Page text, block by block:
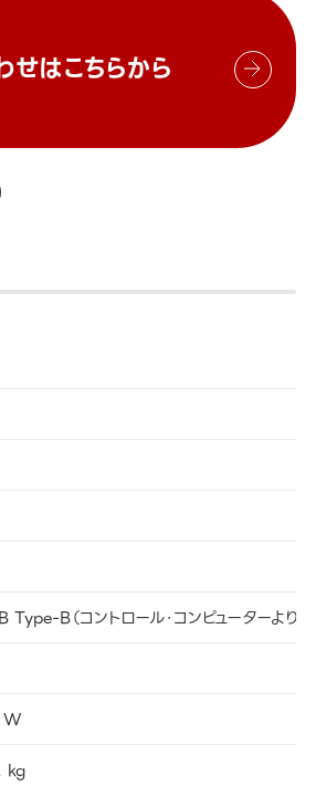
せはこちらから
Type-B（コントロール・コンピューターより
kg